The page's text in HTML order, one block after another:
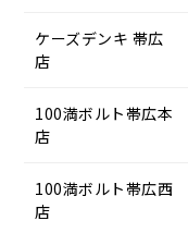
ケーズデンキ 帯広
店
100満ボルト帯広本
店
100満ボルト帯広西
店